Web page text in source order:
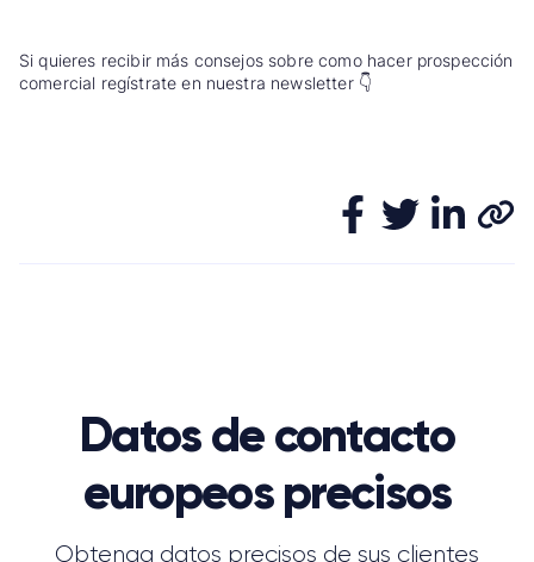
Si quieres recibir más consejos sobre como hacer prospección
comercial regístrate en nuestra newsletter 👇
Datos de contacto
europeos precisos
Obtenga datos precisos de sus clientes